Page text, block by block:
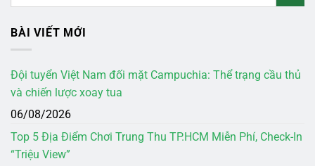
BÀI VIẾT MỚI
Đội tuyển Việt Nam đối mặt Campuchia: Thể trạng cầu thủ
và chiến lược xoay tua
06/08/2026
Top 5 Địa Điểm Chơi Trung Thu TP.HCM Miễn Phí, Check-In
“Triệu View”